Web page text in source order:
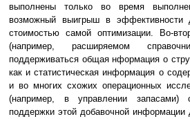
выполнены только во время
возможный выигрыш в эффективности
стоимостью самой оптимизации. Во-
(например, расширяемом
поддерживаться общая нформация о
как и статистическая информация о
и во многих схожих операционных
(например, в управлении запасами)
поддержки этой добавочной информации